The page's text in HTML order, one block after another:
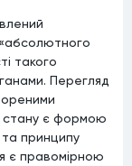
такого
Перегляд
стану є формою
та принципу
є правомірною